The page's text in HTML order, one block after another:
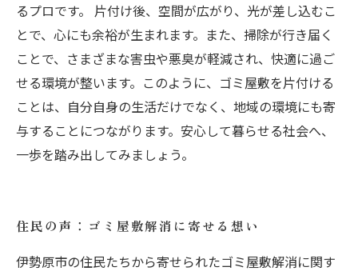
るプロです。 片付け後、空間が広がり、光が差し込むこ
とで、心にも余裕が生まれます。また、掃除が行き届く
ことで、さまざまな害虫や悪臭が軽減され、快適に過ご
せる環境が整います。このように、ゴミ屋敷を片付ける
ことは、自分自身の生活だけでなく、地域の環境にも寄
与することにつながります。安心して暮らせる社会へ、
一歩を踏み出してみましょう。
住民の声：ゴミ屋敷解消に寄せる想い
伊勢原市の住民たちから寄せられたゴミ屋敷解消に関す